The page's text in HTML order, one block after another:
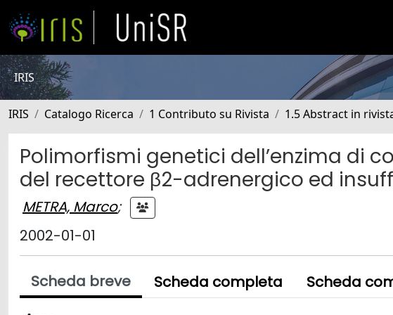
IRIS
IRIS Catalogo Ricerca 1 Contributo su Rivista 1.5 Abstract in
Polimorfismi genetici dell’enzima di
del recettore β2-adrenergico ed
METRA, Marco;
2002-01-01
Scheda breve Scheda completa Scheda